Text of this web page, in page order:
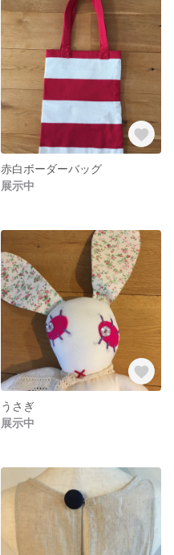
赤白ボーダーバッグ
展示中
うさぎ
展示中